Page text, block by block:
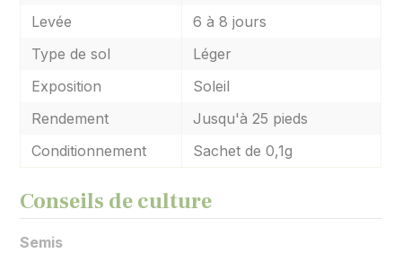
Levée
6 à 8 jours
Type de sol
Léger
Exposition
Soleil
Rendement
Jusqu'à 25 pieds
Conditionnement
Sachet de 0,1g
Conseils de culture
Semis